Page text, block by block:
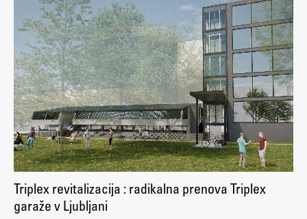
Triplex revitalizacija : radikalna prenova Triplex
garaže v Ljubljani